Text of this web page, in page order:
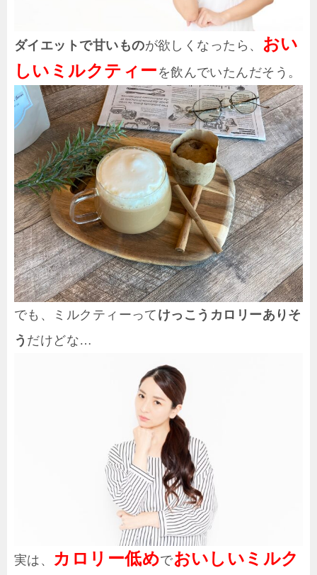
ダイエットで甘いものが欲しくなったら、
おい
しいミルクティー を飲んでいたんだそう。
でも、ミルクティーって けっこうカロリーありそ
う だけどな…
実は、 カロリー低めでおいしいミルク